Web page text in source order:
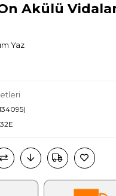
Akülü
Yaz